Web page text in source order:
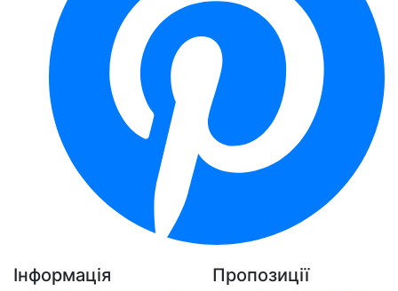
Інформація Пропозиції